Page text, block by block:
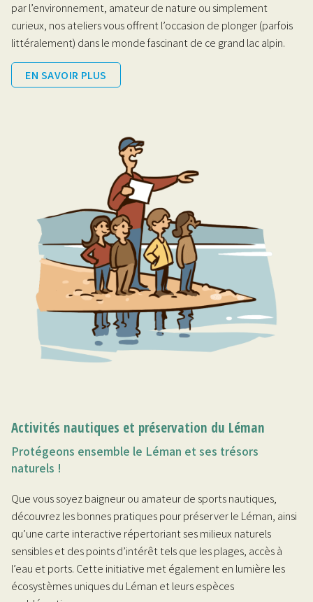
par l’environnement, amateur de nature ou simplement
curieux, nos ateliers vous offrent l’occasion de plonger (parfois
littéralement) dans le monde fascinant de ce grand lac alpin.
EN SAVOIR PLUS
Activités nautiques et préservation du Léman
Protégeons ensemble le Léman et ses trésors
naturels !
Que vous soyez baigneur ou amateur de sports nautiques,
découvrez les bonnes pratiques pour préserver le Léman, ainsi
qu’une carte interactive répertoriant ses milieux naturels
sensibles et des points d’intérêt tels que les plages, accès à
l’eau et ports. Cette initiative met également en lumière les
écosystèmes uniques du Léman et leurs espèces